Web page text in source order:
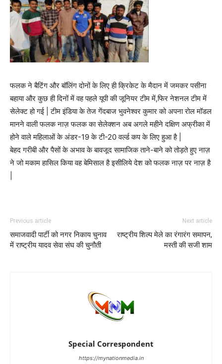
फलक ने बैटिंग और बॉलिंग दोनों के लिए ही क्रिकेट के मैदान में जमकर पसीना
बहाया और कुछ ही दिनों में वह पहले यूपी की जूनियर टीम में,फिर नेशनल टीम में
सेलेक्ट हो गई | टीम इंडिया के तेज गेंदबाज भुवनेश्वर कुमार को अपना रोल मॉडल
मानने वाली फलक नाज़ फलक का सेलेक्शन अब अगले महीने दक्षिण अफ्रीका में
होने वाले महिलाओं के अंडर-19 के टी-20 वर्ल्ड कप के लिए हुआ है |
बेहद गरीबी और पैसों के अभाव के बावजूद सामाजिक ताने-बाने को तोड़ते हुए नाज़
ने जो मकाम हासिल किया वह बेमिसाल है इसीलिये देश को फलक नाज़ पर नाज़ है
Previous article
समाजवादी पार्टी को नगर निकाय चुनाव
में राष्ट्रीय यादव सेवा संघ की चुनौती
Next article
राष्ट्रीय शिल्प मेले का रंगारंग समापन,
मस्ती की सजी शाम
Special Correspondent
https://mynationmedia.in